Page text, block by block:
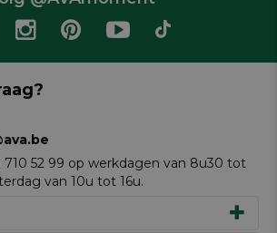
710 52 99 op werkdagen van 8u30 tot
van 10u tot 16u.